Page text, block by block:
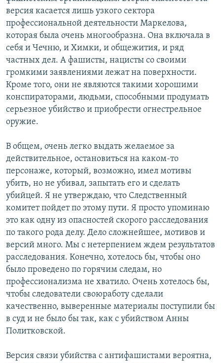
версия касается лишь узкого сектора
профессиональной деятельности Маркелова,
которая была очень многообразна. Она включала в
себя и Чечню, и Химки, и общежития, и ряд
частных дел. А фашисты, нацисты со своими
громкими заявлениями лежат на поверхности.
Кроме того, они не являются такими хорошими
конспираторами, людьми, способными продумать
серьезное убийство и приобрести огнестрельное
оружие.
В общем, очень легко выдать желаемое за
действительное, остановиться на каком-то
персонаже, который, возможно, имел мотивы
убить, но не убивал, запытать его и сделать
убийцей. Я не утверждаю, что Следственный
комитет пойдет по этому пути. Я просто упоминаю
это как одну из опасностей скорого расследования
по такого рода делу. Дело сложнейшее, мотивов и
версий много. Мы с нетерпением ждем результатов
расследования. Конечно, хотелось бы, чтобы оно
было проведено по горячим следам, но
профессионализма не хватило. Очень хотелось бы,
чтобы следователи своюработу сделали
качественно, выверенные материалы поступили бы
в суд и не было бы так, как с убийством Анны
Политковской.
Версия связи убийства с антифашистами вероятна,